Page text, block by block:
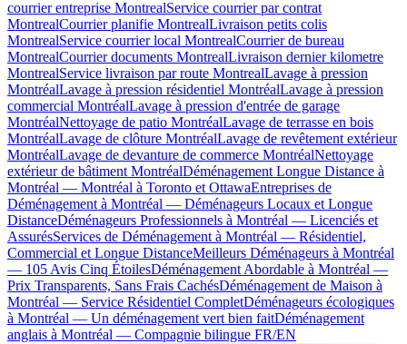
courrier entreprise MontrealService courrier par contrat
MontrealCourrier planifie MontrealLivraison petits colis
MontrealService courrier local MontrealCourrier de bureau
MontrealCourrier documents MontrealLivraison dernier kilometre
MontrealService livraison par route MontrealLavage à pression
MontréalLavage à pression résidentiel MontréalLavage à pression
commercial MontréalLavage à pression d'entrée de garage
MontréalNettoyage de patio MontréalLavage de terrasse en bois
MontréalLavage de clôture MontréalLavage de revêtement extérieur
MontréalLavage de devanture de commerce MontréalNettoyage
extérieur de bâtiment MontréalDéménagement Longue Distance à
Montréal — Montréal à Toronto et OttawaEntreprises de
Déménagement à Montréal — Déménageurs Locaux et Longue
DistanceDéménageurs Professionnels à Montréal — Licenciés et
AssurésServices de Déménagement à Montréal — Résidentiel,
Commercial et Longue DistanceMeilleurs Déménageurs à Montréal
— 105 Avis Cinq ÉtoilesDéménagement Abordable à Montréal —
Prix Transparents, Sans Frais CachésDéménagement de Maison à
Montréal — Service Résidentiel CompletDéménageurs écologiques
à Montréal — Un déménagement vert bien faitDéménagement
anglais à Montréal — Compagnie bilingue FR/EN